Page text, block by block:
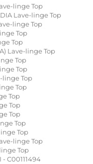
linge Top
Lave-linge Top
linge Top
Top
Top
Lave-linge Top
Top
Top
linge Top
Top
Top
Top
Top
Top
Top
linge Top
Top
- C00111494